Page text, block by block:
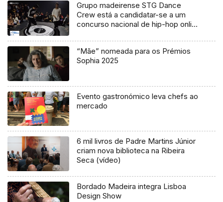
Grupo madeirense STG Dance
Crew está a candidatar-se a um
concurso nacional de hip-hop online
“Mãe” nomeada para os Prémios
Sophia 2025
Evento gastronómico leva chefs ao
mercado
6 mil livros de Padre Martins Júnior
criam nova biblioteca na Ribeira
Seca (vídeo)
Bordado Madeira integra Lisboa
Design Show